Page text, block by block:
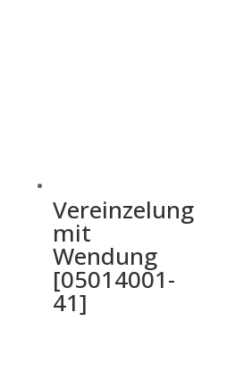
Vereinzelung
mit
Wendung
[05014001-
41]